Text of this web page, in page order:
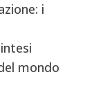
i
mondo